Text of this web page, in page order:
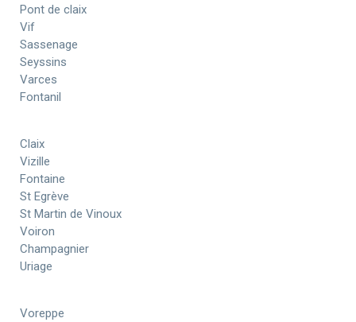
Pont de claix
Vif
Sassenage
Seyssins
Varces
Fontanil
Claix
Vizille
Fontaine
St Egrève
St Martin de Vinoux
Voiron
Champagnier
Uriage
Voreppe